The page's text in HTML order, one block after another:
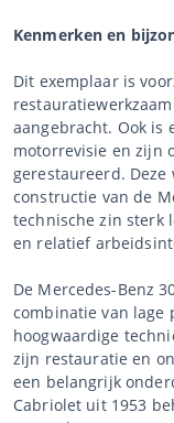
Kenmerken en
Dit exemplaar is
aangebracht. Ook is
motorrevisie en zijn
gerestaureerd.
constructie van de
technische zin sterk
en relatief
De Mercedes-Benz
combinatie van lage
hoogwaardige
zijn restauratie en
een belangrijk
Cabriolet uit 1953